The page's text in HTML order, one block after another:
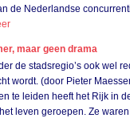
de Nederlandse
maar geen drama
de stadsregio’s ook wel
wordt. (door Pieter
te leiden heeft het Rijk in
leven geroepen. Ze